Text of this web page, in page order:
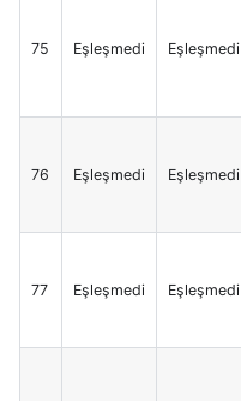
75 Eşleşmedi Eşleşmedi
76 Eşleşmedi Eşleşmedi
77 Eşleşmedi Eşleşmedi